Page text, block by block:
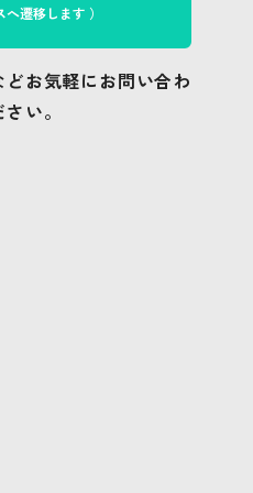
へ遷移します ）
お気軽にお問い合わ
い。